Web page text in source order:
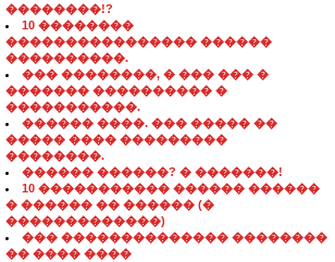
��������!?
10 ��������
���������������� ������
����������.
��� ��������, � ��� ��� �
������� ���������� �
�����������.
������ ����. ��� ����� ��
����� ���� ���������
��������.
������ ������? � �������!
10 ����������� ������ ������
� ������ �� ������ (�
�������������)
��� �������������� ��������
�� ���� ����